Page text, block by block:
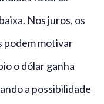
Nos juros, os
podem motivar
o dólar ganha
a possibilidade